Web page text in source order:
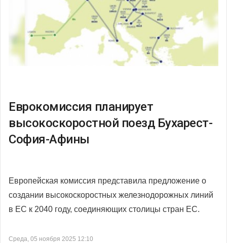
Еврокомиссия планирует
высокоскоростной поезд Бухарест-
София-Афины
Европейская комиссия представила предложение о
создании высокоскоростных железнодорожных линий
в ЕС к 2040 году, соединяющих столицы стран ЕС.
Среда, 05 ноября 2025 12:10